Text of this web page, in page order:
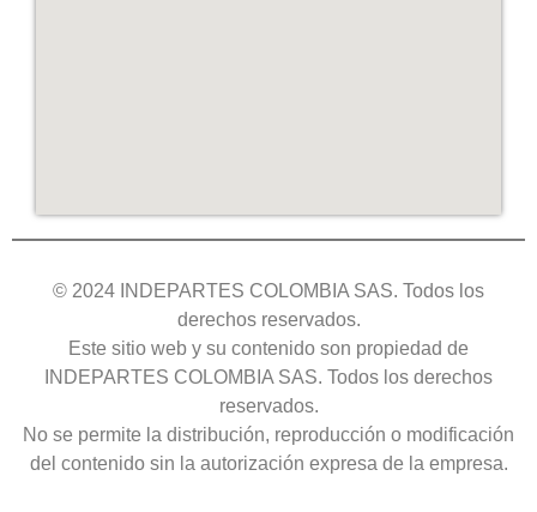
© 2024 INDEPARTES COLOMBIA SAS. Todos los
derechos reservados.
Este sitio web y su contenido son propiedad de
INDEPARTES COLOMBIA SAS. Todos los derechos
reservados.
No se permite la distribución, reproducción o modificación
del contenido sin la autorización expresa de la empresa.